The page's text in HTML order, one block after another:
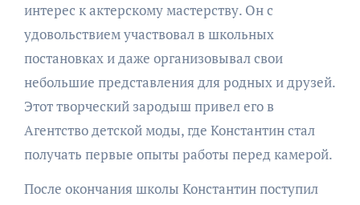
интерес к актерскому мастерству. Он с
удовольствием участвовал в школьных
постановках и даже организовывал свои
небольшие представления для родных и друзей.
Этот творческий зародыш привел его в
Агентство детской моды, где Константин стал
получать первые опыты работы перед камерой.
После окончания школы Константин поступил